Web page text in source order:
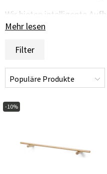
Wir bieten intelligente
Schuhe, Jacken, Hüte und
Ihrer Einrichtung passen
einladenden Flur schaffen.
Ganz gleich, ob Sie eine
während Sie Ihre Schuhe
benötigen - unser
einladenden Eingang zu
Mehr lesen
Filter
-10%